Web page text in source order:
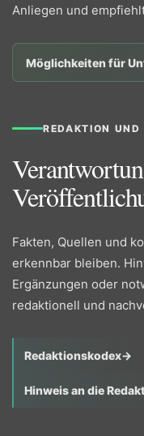
Anliegen und
Möglichkeiten für
REDAKTION UND
Fakten, Quellen und
erkennbar bleiben.
Ergänzungen oder
redaktionell und
Redaktionskodex→
Hinweis an die